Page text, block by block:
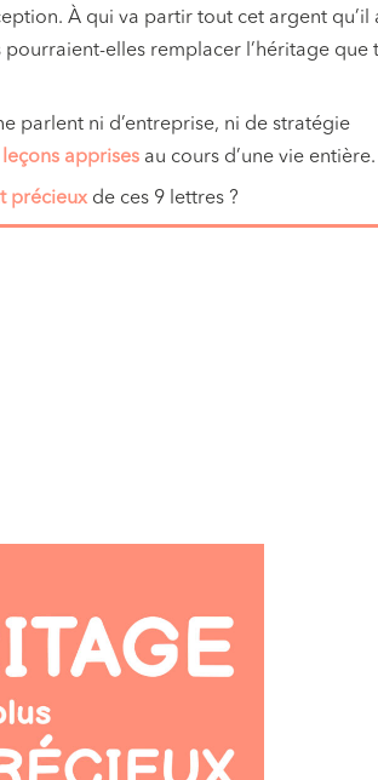
À qui va partir tout cet argent qu’il
elles remplacer l’héritage que
parlent ni d’entreprise, ni de stratégie
leçons apprises au cours d’une vie entière.
précieux de ces 9 lettres ?